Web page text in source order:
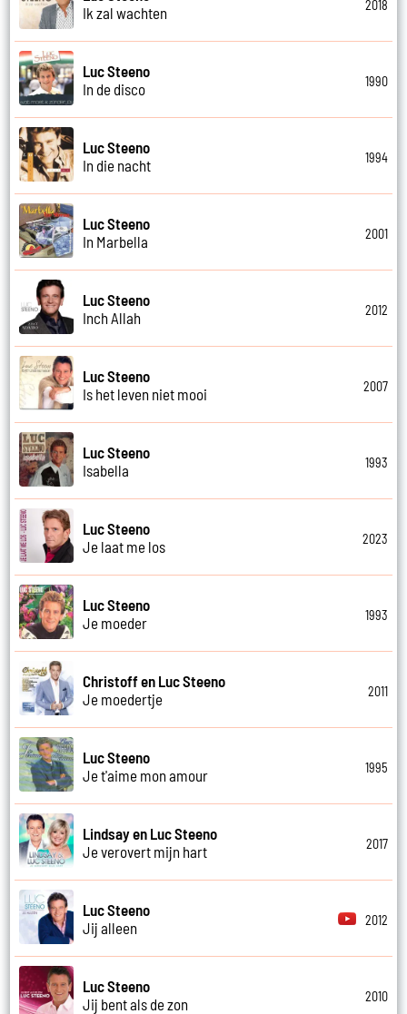
Ik zal wachten
2018
Luc Steeno
In de disco
1990
Luc Steeno
In die nacht
1994
Luc Steeno
In Marbella
2001
Luc Steeno
Inch Allah
2012
Luc Steeno
Is het leven niet mooi
2007
Luc Steeno
Isabella
1993
Luc Steeno
Je laat me los
2023
Luc Steeno
Je moeder
1993
Christoff en Luc Steeno
Je moedertje
2011
Luc Steeno
Je t'aime mon amour
1995
Lindsay en Luc Steeno
Je verovert mijn hart
2017
Luc Steeno
Jij alleen
2012
Luc Steeno
Jij bent als de zon
2010